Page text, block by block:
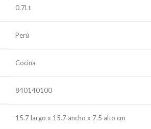
0.7Lt
Perú
Cocina
840140100
15.7 largo x 15.7 ancho x 7.5 alto cm